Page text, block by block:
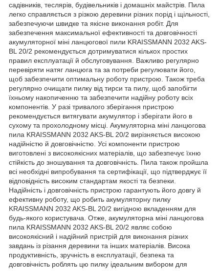
садівників, теслярів, будівельників і домашніх майстрів. Пила
легко справляється з різкою деревини різних порід і щільності,
забезпечуючи швидке та якісне виконання робіт. Для
забезпечення максимальної ефективності та довговічності
акумуляторної міні ланцюгової пили KRAISSMANN 2032 AKS-
BL 20/2 рекомендується дотримуватися кількох простих
правил експлуатації й обслуговування. Важливо регулярно
перевіряти натяг ланцюга та за потреби регулювати його,
щоб забезпечити оптимальну роботу пристрою. Також треба
регулярно очищати пилку від тирси та пилу, щоб запобігти
їхньому накопиченню та забезпечити надійну роботу всіх
компонентів. У разі тривалого зберігання пристрою
рекомендується витягувати акумулятор і зберігати його в
сухому та прохолодному місці. Акумуляторна міні ланцюгова
пила KRAISSMANN 2032 AKS-BL 20/2 вирізняється високою
надійністю й довговічністю. Усі компоненти пристрою
виготовлені з високоякісних матеріалів, що забезпечує їхню
стійкість до зношування та довговічність. Пила також пройшла
всі необхідні випробування та сертифікації, що підтверджує її
відповідність високим стандартам якості та безпеки.
Надійність і довговічність пристрою гарантують його довгу й
ефективну роботу, що робить акумуляторну пилку
KRAISSMANN 2032 AKS-BL 20/2 вигідною вкладенням для
будь-якого користувача. Отже, акумуляторна міні ланцюгова
пила KRAISSMANN 2032 AKS-BL 20/2 являє собою
високоякісний і надійний пристрій для виконання різних
завдань із різання деревини та інших матеріалів. Висока
продуктивність, зручність в експлуатації, безпека та
довговічність роблять цю пилку ідеальним вибором для